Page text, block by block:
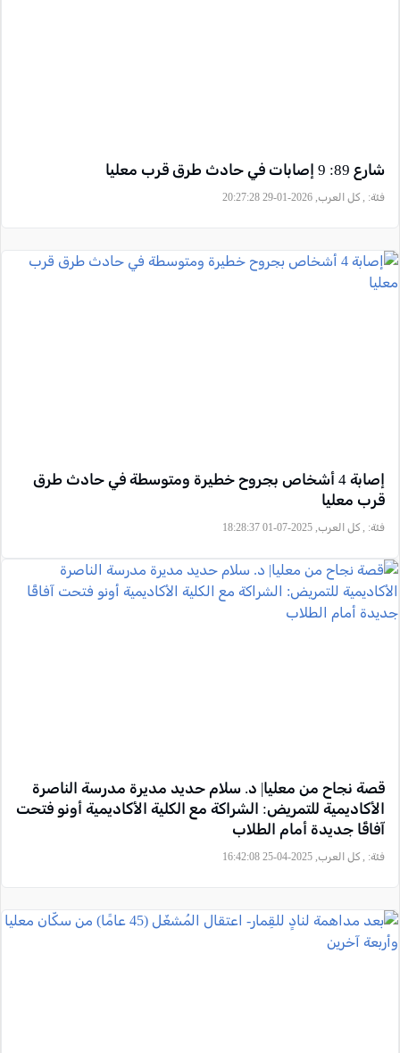
شارع 89: 9 إصابات في حادث طرق قرب معليا
فئة: , كل العرب, 2026-01-29 20:27:28
إصابة 4 أشخاص بجروح خطيرة ومتوسطة في حادث طرق
قرب معليا
فئة: , كل العرب, 2025-07-01 18:28:37
قصة نجاح من معليا| د. سلام حديد مديرة مدرسة الناصرة
الأكاديمية للتمريض: الشراكة مع الكلية الأكاديمية أونو فتحت
آفاقًا جديدة أمام الطلاب
فئة: , كل العرب, 2025-04-25 16:42:08